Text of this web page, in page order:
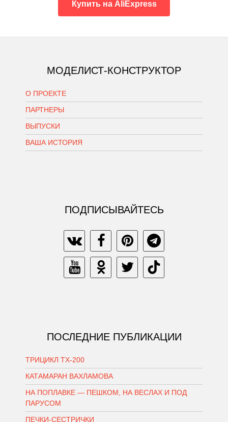
Купить на AliExpress
МОДЕЛИСТ-КОНСТРУКТОР
О ПРОЕКТЕ
ПАРТНЕРЫ
ВЫПУСКИ
ВАША ИСТОРИЯ
ПОДПИСЫВАЙТЕСЬ
ПОСЛЕДНИЕ ПУБЛИКАЦИИ
ТРИЦИКЛ ТХ-200
КАТАМАРАН ВАХЛАМОВА
НА ПОПЛАВКЕ — ПЕШКОМ, НА ВЕСЛАХ И ПОД
ПАРУСОМ
ПЕЧКИ-СЕСТРИЧКИ